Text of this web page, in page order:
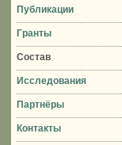
Публикации
Гранты
Состав
Исследования
Партнёры
Контакты